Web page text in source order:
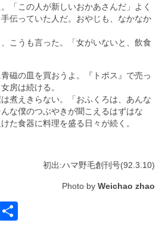
「この人が新しいおかあさんだ」よく
伝っていた人だ。おやじも、なかなか
こうも言った。「女がいないと、飲食
磁の皿を買おうよ。『トポス』で売っ
房は続ける。
は煮えきらない。「おふくろは、あんな
な僕のつぶやきが聞こえるはずはな
た食器に料理を盛る日々が続く。
初出:ハマ野毛創刊号(92.3.10)
Photo by Weichao zhao
Email